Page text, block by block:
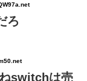
ろ
switchは売